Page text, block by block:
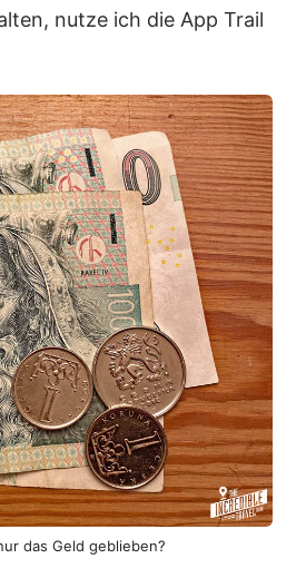
nutze ich die App Trail
das Geld geblieben?